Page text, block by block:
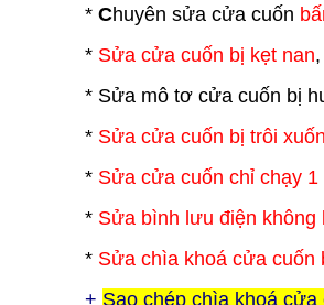
* Chuyên sửa cửa cuốn
* Sửa cửa cuốn bị kẹt nan
* Sửa mô tơ cửa cuốn bị
* Sửa cửa cuốn bị trôi
* Sửa cửa cuốn chỉ chạy
* Sửa bình lưu điện không
* Sửa chìa khoá cửa cuốn
+ Sao chép chìa khoá